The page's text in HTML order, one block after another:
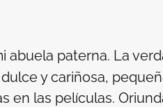
abuela paterna. La
y cariñosa,
en las películas.